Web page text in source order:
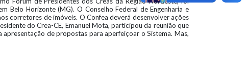
Belo Horizonte (MG). O Conselho Federal de Engenharia e
corretores de imóveis. O Confea deverá desenvolver ações
do Crea-CE, Emanuel Mota, participou da reunião que
de propostas para aperfeiçoar o Sistema. Mas,